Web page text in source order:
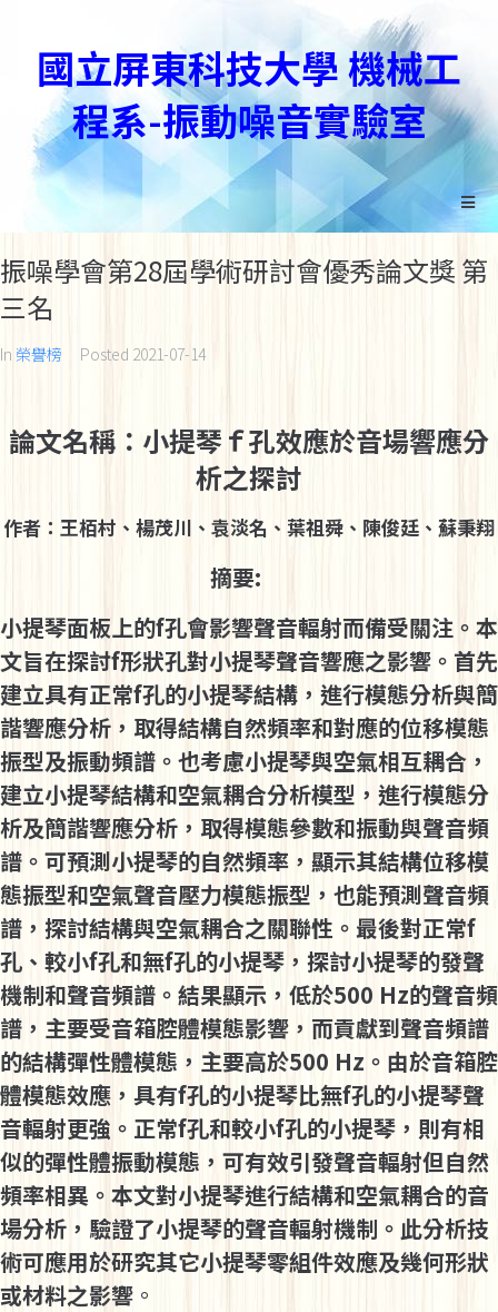
國立屏東科技大學 機械工
程系-振動噪音實驗室
振噪學會第28屆學術研討會優秀論文獎 第
三名
In 榮譽榜 Posted 2021-07-14
論文名稱：小提琴ｆ孔效應於音場響應分
析之探討
作者：王栢村、楊茂川、袁淡名、葉祖舜、陳俊廷、蘇秉翔
摘要:
小提琴面板上的f孔會影響聲音輻射而備受關注。本
文旨在探討f形狀孔對小提琴聲音響應之影響。首先
建立具有正常f孔的小提琴結構，進行模態分析與簡
諧響應分析，取得結構自然頻率和對應的位移模態
振型及振動頻譜。也考慮小提琴與空氣相互耦合，
建立小提琴結構和空氣耦合分析模型，進行模態分
析及簡諧響應分析，取得模態參數和振動與聲音頻
譜。可預測小提琴的自然頻率，顯示其結構位移模
態振型和空氣聲音壓力模態振型，也能預測聲音頻
譜，探討結構與空氣耦合之關聯性。最後對正常f
孔、較小f孔和無f孔的小提琴，探討小提琴的發聲
機制和聲音頻譜。結果顯示，低於500 Hz的聲音頻
譜，主要受音箱腔體模態影響，而貢獻到聲音頻譜
的結構彈性體模態，主要高於500 Hz。由於音箱腔
體模態效應，具有f孔的小提琴比無f孔的小提琴聲
音輻射更強。正常f孔和較小f孔的小提琴，則有相
似的彈性體振動模態，可有效引發聲音輻射但自然
頻率相異。本文對小提琴進行結構和空氣耦合的音
場分析，驗證了小提琴的聲音輻射機制。此分析技
術可應用於研究其它小提琴零組件效應及幾何形狀
或材料之影響 。